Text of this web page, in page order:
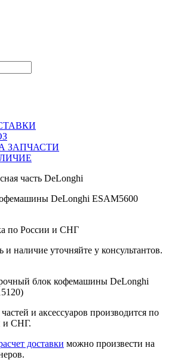
ЗАПЧАСТИ
часть DeLonghi
DeLonghi ESAM5600
по России и СНГ
наличие уточняйте у консультантов.
и аксессуаров производится по
и СНГ.
доставки можно произвести на